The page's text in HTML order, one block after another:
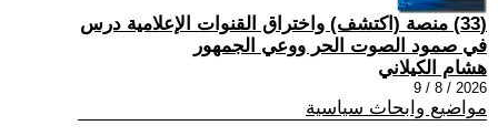
(33) منصة (اكتشف) واختراق القنوات الإعلامية درس
في صمود الصوت الحر ووعي الجمهور
هشام الكيلاني
2026 / 8 / 9
مواضيع وابحاث سياسية